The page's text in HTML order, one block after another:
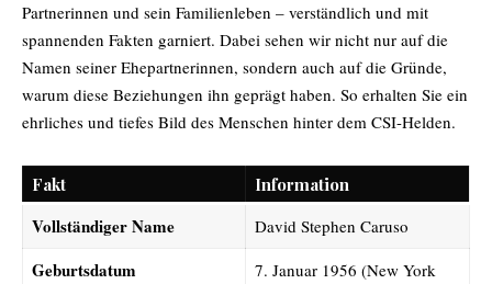
Partnerinnen und sein Familienleben – verständlich und mit
spannenden Fakten garniert. Dabei sehen wir nicht nur auf die
Namen seiner Ehepartnerinnen, sondern auch auf die Gründe,
warum diese Beziehungen ihn geprägt haben. So erhalten Sie ein
ehrliches und tiefes Bild des Menschen hinter dem CSI-Helden.
Fakt Information
Vollständiger Name David Stephen Caruso
Geburtsdatum
7. Januar 1956 (New York